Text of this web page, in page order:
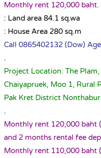
Monthly rent 120,000 baht.
: Land area 84.1 sq.wa
: House Area 280 sq.m
Call 0865402132 (Dow)
.
Project Location: The
Chaiyapruek, Moo 1, Rural
Pak Kret District
.
Monthly rent 120,000 baht
and 2 months rental fee
Monthly rent 110,000 baht